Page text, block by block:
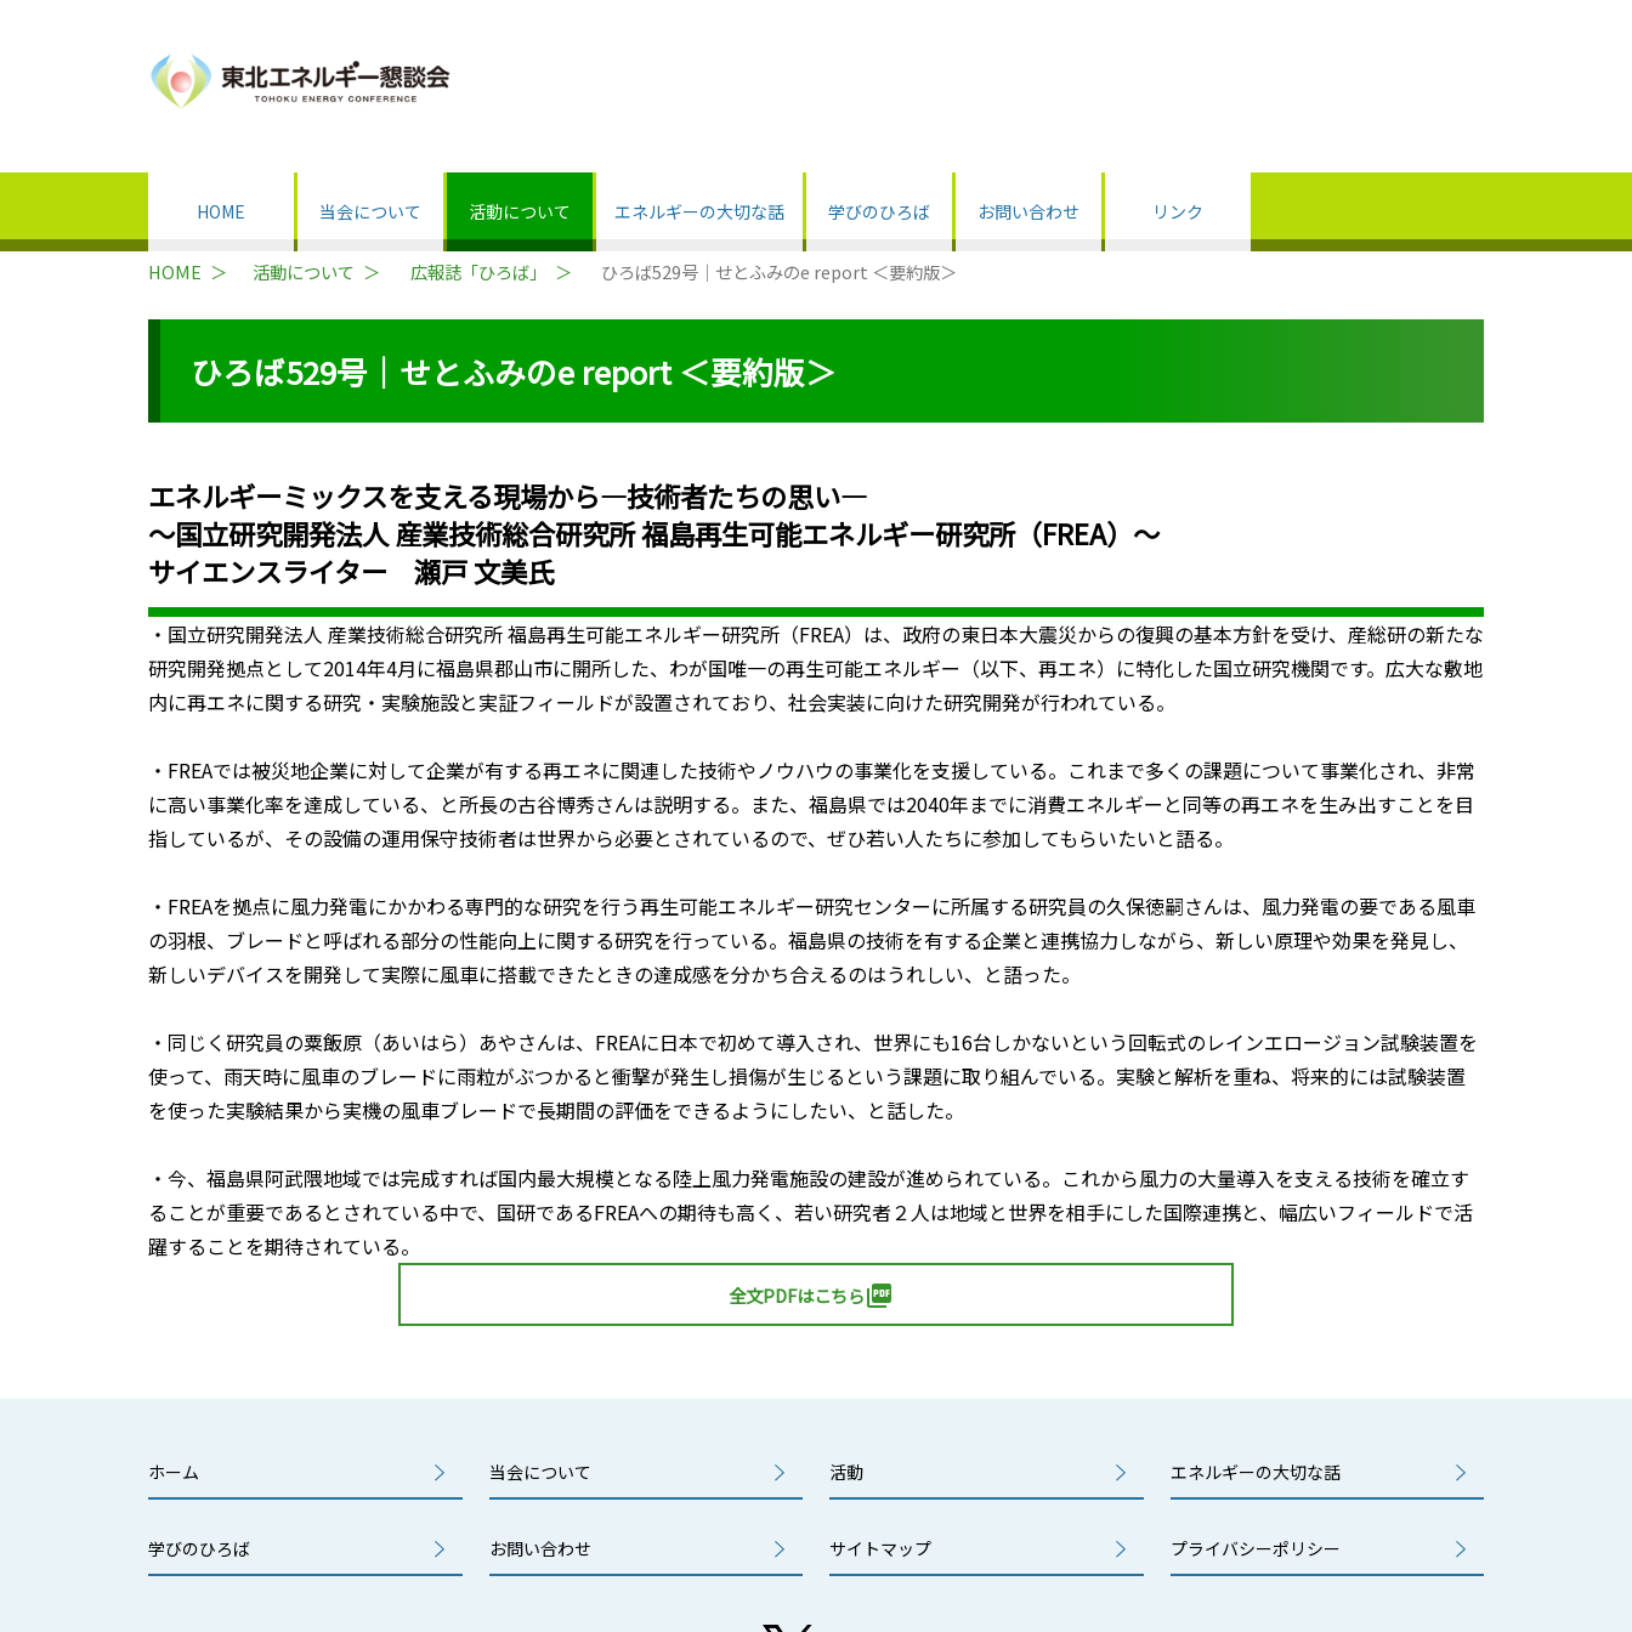
HOME 当会について 活動について エネルギーの大切な話 学びのひろば お問い合わせ リンク
HOME 活動について 広報誌「ひろば」 ひろば529号｜せとふみのe report ＜要約版＞
ひろば529号｜せとふみのe report ＜要約版＞
エネルギーミックスを支える現場から―技術者たちの思い―
～国立研究開発法人 産業技術総合研究所 福島再生可能エネルギー研究所（FREA）～
サイエンスライター 瀬戸 文美氏
・国立研究開発法人 産業技術総合研究所 福島再生可能エネルギー研究所（FREA）は、政府の東日本大震災からの復興の基本方針を受け、産総研の新たな
研究開発拠点として2014年4月に福島県郡山市に開所した、わが国唯一の再生可能エネルギー（以下、再エネ）に特化した国立研究機関です。広大な敷地
内に再エネに関する研究・実験施設と実証フィールドが設置されており、社会実装に向けた研究開発が行われている。
・FREAでは被災地企業に対して企業が有する再エネに関連した技術やノウハウの事業化を支援している。これまで多くの課題について事業化され、非常
に高い事業化率を達成している、と所長の古谷博秀さんは説明する。また、福島県では2040年までに消費エネルギーと同等の再エネを生み出すことを目
指しているが、その設備の運用保守技術者は世界から必要とされているので、ぜひ若い人たちに参加してもらいたいと語る。
・FREAを拠点に風力発電にかかわる専門的な研究を行う再生可能エネルギー研究センターに所属する研究員の久保徳嗣さんは、風力発電の要である風車
の羽根、ブレードと呼ばれる部分の性能向上に関する研究を行っている。福島県の技術を有する企業と連携協力しながら、新しい原理や効果を発見し、
新しいデバイスを開発して実際に風車に搭載できたときの達成感を分かち合えるのはうれしい、と語った。
・同じく研究員の粟飯原（あいはら）あやさんは、FREAに日本で初めて導入され、世界にも16台しかないという回転式のレインエロージョン試験装置を
使って、雨天時に風車のブレードに雨粒がぶつかると衝撃が発生し損傷が生じるという課題に取り組んでいる。実験と解析を重ね、将来的には試験装置
を使った実験結果から実機の風車ブレードで長期間の評価をできるようにしたい、と話した。
・今、福島県阿武隈地域では完成すれば国内最大規模となる陸上風力発電施設の建設が進められている。これから風力の大量導入を支える技術を確立す
ることが重要であるとされている中で、国研であるFREAへの期待も高く、若い研究者２人は地域と世界を相手にした国際連携と、幅広いフィールドで活
躍することを期待されている。
全文PDFはこちらpicture_as_pdf
ホーム 当会について 活動 エネルギーの大切な話
学びのひろば お問い合わせ サイトマップ プライバシーポリシー